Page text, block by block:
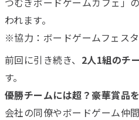
われます。
※協力：ボードゲームフェス
前回に引き続き、 2人1組のチ
す。
優勝チームには超？豪華賞品
会社の同僚やボードゲーム仲